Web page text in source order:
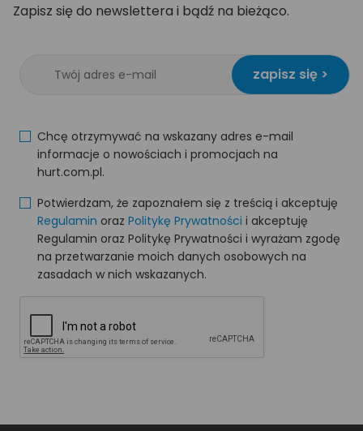
Zapisz się do newslettera i bądź na bieżąco.
zapisz się >
Chcę otrzymywać na wskazany adres e-mail
informacje o nowościach i promocjach na
hurt.com.pl.
Potwierdzam, że zapoznałem się z treścią i akceptuję
Regulamin oraz Politykę Prywatności i akceptuję
Regulamin oraz Politykę Prywatności i wyrażam zgodę
na przetwarzanie moich danych osobowych na
zasadach w nich wskazanych.